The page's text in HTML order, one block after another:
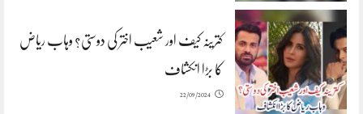
کترینہ کیف اور شعیب اختر کی دوستی؟ وہاب ریاض
کا بڑا انکشاف
22/09/2024